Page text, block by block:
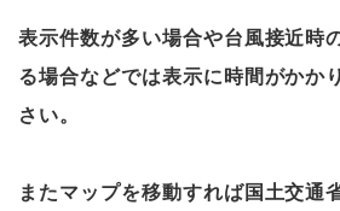
表示件数が多い場合や台風接近時
る場合などでは表示に時間がかか
さい。
またマップを移動すれば国土交通